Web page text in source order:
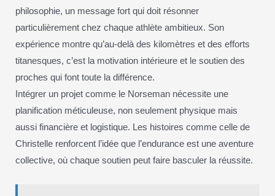
philosophie, un message fort qui doit résonner
particulièrement chez chaque athlète ambitieux. Son
expérience montre qu’au-delà des kilomètres et des efforts
titanesques, c’est la motivation intérieure et le soutien des
proches qui font toute la différence.
Intégrer un projet comme le Norseman nécessite une
planification méticuleuse, non seulement physique mais
aussi financière et logistique. Les histoires comme celle de
Christelle renforcent l’idée que l’endurance est une aventure
collective, où chaque soutien peut faire basculer la réussite.